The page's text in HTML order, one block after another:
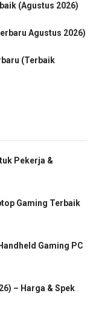
(Agustus 2026)
Agustus 2026)
(Terbaik
Pekerja &
Gaming Terbaik
Gaming PC
– Harga & Spek